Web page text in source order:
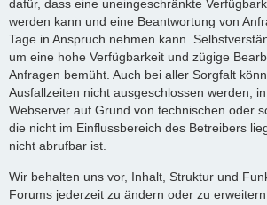
dafür, dass eine uneingeschränkte
werden kann und eine Beantwortung von
Tage in Anspruch nehmen kann.
um eine hohe Verfügbarkeit und zügige
Anfragen bemüht. Auch bei aller Sorgfalt
Ausfallzeiten nicht ausgeschlossen werden,
Webserver auf Grund von technischen oder
die nicht im Einflussbereich des Betreibers
nicht abrufbar ist.
Wir behalten uns vor, Inhalt, Struktur und
Forums jederzeit zu ändern oder zu erweitern.